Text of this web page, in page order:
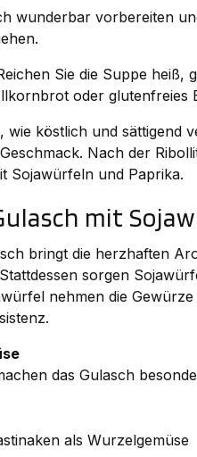
wunderbar vorbereiten
Sie die Suppe heiß,
oder glutenfreies
wie köstlich und sättigend
Nach der
Sojawürfeln und Paprika.
mit
bringt die herzhaften
sorgen
nehmen die
das Gulasch
als Wurzelgemüse